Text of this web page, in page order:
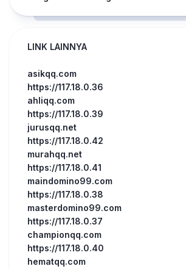
LINK LAINNYA
asikqq.com
https://117.18.0.36
ahliqq.com
https://117.18.0.39
jurusqq.net
https://117.18.0.42
murahqq.net
https://117.18.0.41
maindomino99.com
https://117.18.0.38
masterdomino99.com
https://117.18.0.37
championqq.com
https://117.18.0.40
hematqq.com